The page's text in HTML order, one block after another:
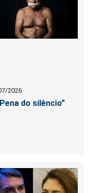
2026
do silêncio”